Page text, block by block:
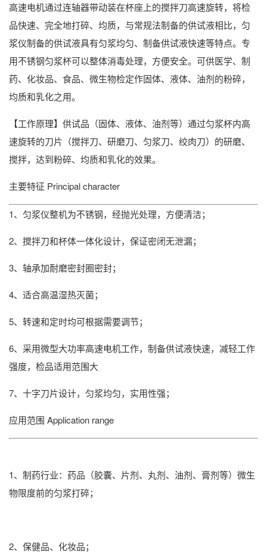
高速电机通过连轴器带动装在杯座上的搅拌刀高速旋转，将检
品快速、完全地打碎、均质，与常规法制备的供试液相比，匀
浆仪制备的供试液具有匀浆均匀、制备供试液快速等特点。专
用不锈钢匀浆杯可以整体消毒处理，方便安全。可供医学、制
药、化妆品、食品、微生物检定作固体、液体、油剂的粉碎，
均质和乳化之用。
【工作原理】供试品（固体、液体、油剂等）通过匀浆杯内高
速旋转的刀片（搅拌刀、研磨刀、匀浆刀、绞肉刀）的研磨、
搅拌，达到粉碎、均质和乳化的效果。
主要特征 Principal character
1、匀浆仪整机为不锈钢，经抛光处理，方便清洁；
2、搅拌刀和杯体一体化设计，保证密闭无泄漏；
3、轴承加耐磨密封圈密封；
4、适合高温湿热灭菌；
5、转速和定时均可根据需要调节；
6、采用微型大功率高速电机工作，制备供试液快速，减轻工作
强度，检品适用范围大
7、十字刀片设计，匀浆均匀，实用性强；
应用范围 Application range
1、制药行业：药品（胶囊、片剂、丸剂、油剂、膏剂等）微生
物限度前的匀浆打碎；
2、保健品、化妆品；